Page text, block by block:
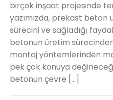
birçok inşaat projesinde
yazımızda, prekast beton
sürecini ve sağladığı
betonun üretim
montaj yöntemlerinden
pek çok konuya
betonun çevre […]